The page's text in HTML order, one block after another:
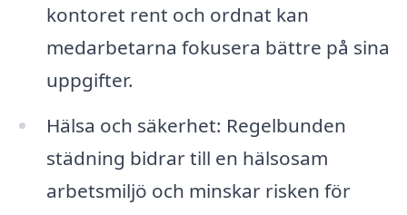
kontoret rent och ordnat kan
medarbetarna fokusera bättre på sina
uppgifter.
Hälsa och säkerhet: Regelbunden
städning bidrar till en hälsosam
arbetsmiljö och minskar risken för